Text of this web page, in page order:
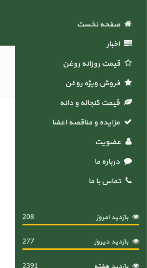
صفحه نخست
اخبار
قیمت روزانه روغن
فروش ویژه روغن
قیمت کنجاله و دانه
مزایده و مناقصه اعضاء
عضویت
درباره ما
تماس با ما
بازدید امروز 208
بازدید دیروز 277